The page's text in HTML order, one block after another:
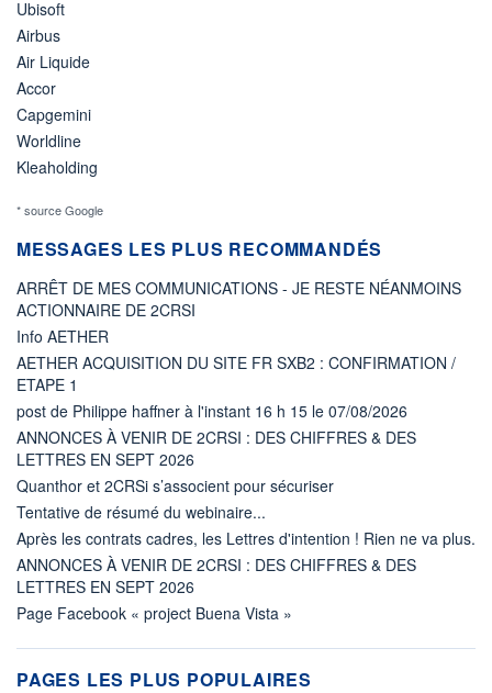
Ubisoft
Airbus
Air Liquide
Accor
Capgemini
Worldline
Kleaholding
* source Google
MESSAGES LES PLUS RECOMMANDÉS
ARRÊT DE MES COMMUNICATIONS - JE RESTE NÉANMOINS
ACTIONNAIRE DE 2CRSI
Info AETHER
AETHER ACQUISITION DU SITE FR SXB2 : CONFIRMATION /
ETAPE 1
post de Philippe haffner à l'instant 16 h 15 le 07/08/2026
ANNONCES À VENIR DE 2CRSI : DES CHIFFRES & DES
LETTRES EN SEPT 2026
Quanthor et 2CRSi s’associent pour sécuriser
Tentative de résumé du webinaire...
Après les contrats cadres, les Lettres d'intention ! Rien ne va plus.
ANNONCES À VENIR DE 2CRSI : DES CHIFFRES & DES
LETTRES EN SEPT 2026
Page Facebook « project Buena Vista »
PAGES LES PLUS POPULAIRES